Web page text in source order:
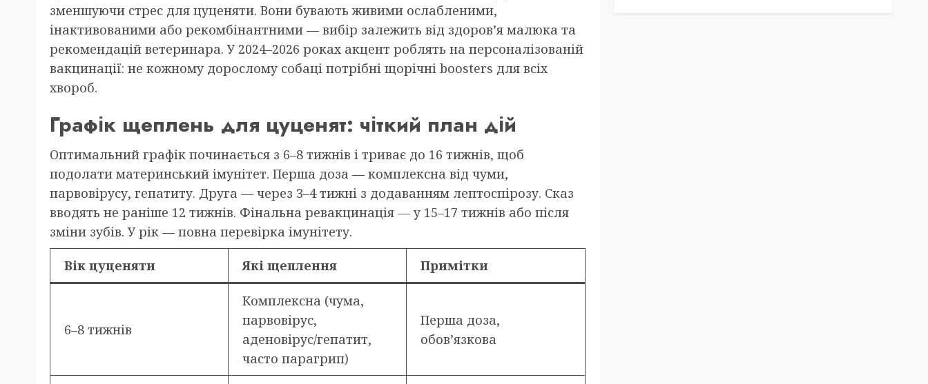
зменшуючи стрес для цуценяти. Вони бувають живими ослабленими,
інактивованими або рекомбінантними — вибір залежить від здоров’я малюка та
рекомендацій ветеринара. У 2024–2026 роках акцент роблять на персоналізованій
вакцинації: не кожному дорослому собаці потрібні щорічні boosters для всіх
хвороб.
Графік щеплень для цуценят: чіткий план дій
Оптимальний графік починається з 6–8 тижнів і триває до 16 тижнів, щоб
подолати материнський імунітет. Перша доза — комплексна від чуми,
парвовірусу, гепатиту. Друга — через 3–4 тижні з додаванням лептоспірозу. Сказ
вводять не раніше 12 тижнів. Фінальна ревакцинація — у 15–17 тижнів або після
зміни зубів. У рік — повна перевірка імунітету.
Вік цуценяти Які щеплення Примітки
6–8 тижнів
Комплексна (чума,
парвовірус,
аденовірус/гепатит,
часто парагрип)
Перша доза,
обов’язкова